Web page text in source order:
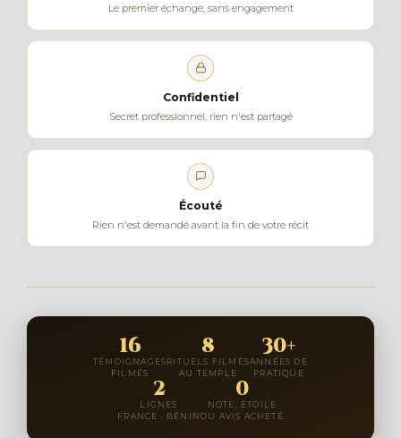
Le premier échange, sans engagement
Confidentiel
Secret professionnel, rien n'est partagé
Écouté
Rien n'est demandé avant la fin de votre récit
16
TÉMOIGNAGES
FILMÉS
8
RITUELS FILMÉS
AU TEMPLE
30+
ANNÉES DE
PRATIQUE
2
LIGNES
FRANCE · BÉNIN
0
NOTE, ÉTOILE
OU AVIS ACHETÉ